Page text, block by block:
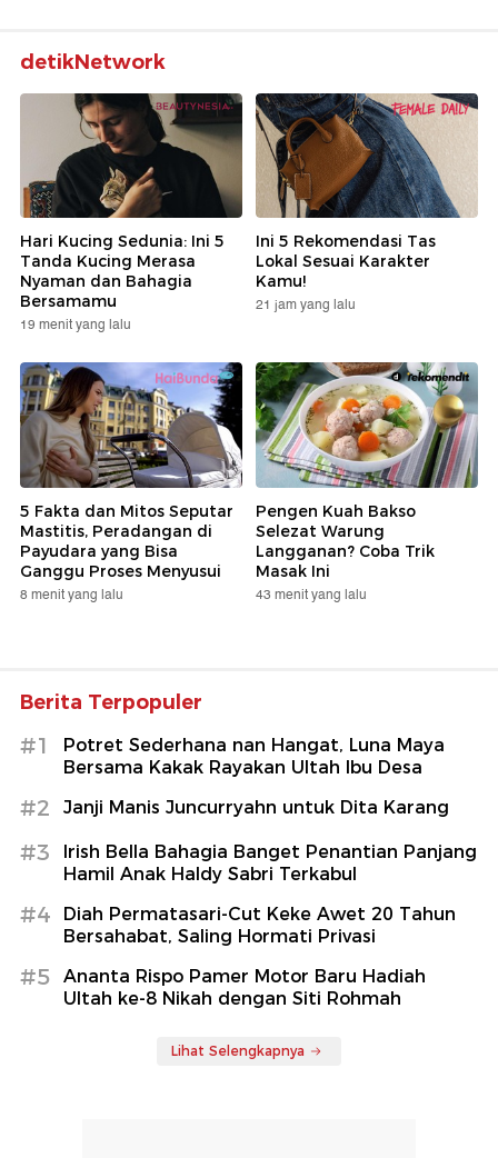
detikNetwork
Hari Kucing Sedunia: Ini 5
Tanda Kucing Merasa
Nyaman dan Bahagia
Bersamamu
19 menit yang lalu
Ini 5 Rekomendasi Tas
Lokal Sesuai Karakter
Kamu!
21 jam yang lalu
5 Fakta dan Mitos Seputar
Mastitis, Peradangan di
Payudara yang Bisa
Ganggu Proses Menyusui
8 menit yang lalu
Pengen Kuah Bakso
Selezat Warung
Langganan? Coba Trik
Masak Ini
43 menit yang lalu
Berita Terpopuler
#1
Potret Sederhana nan Hangat, Luna Maya
Bersama Kakak Rayakan Ultah Ibu Desa
#2 Janji Manis Juncurryahn untuk Dita Karang
#3
Irish Bella Bahagia Banget Penantian Panjang
Hamil Anak Haldy Sabri Terkabul
#4
Diah Permatasari-Cut Keke Awet 20 Tahun
Bersahabat, Saling Hormati Privasi
#5
Ananta Rispo Pamer Motor Baru Hadiah
Ultah ke-8 Nikah dengan Siti Rohmah
Lihat Selengkapnya